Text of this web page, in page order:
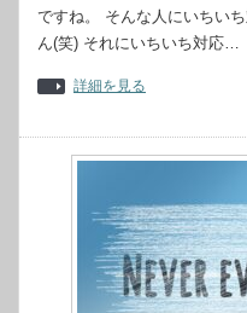
ですね。 そんな人にいちい
ん(笑) それにいちいち対応…
詳細を見る